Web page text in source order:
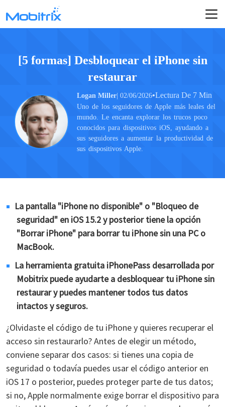
[5 formas] Desbloquear el iPhone sin
restaurar
Logan Miller| 02/06/2026•Lectura De 7 Min
Uno de los seguidores de Apple más leales del
mundo. Le encanta explorar los trucos poco
conocidos para dispositivos iOS, ayudando a
sus seguidores a aumentar la productividad de
sus dispositivos Apple.
La pantalla "iPhone no disponible" o "Bloqueo de
seguridad" en iOS 15.2 y posterior tiene la opción
"Borrar iPhone" para borrar tu iPhone sin una PC o
MacBook.
La herramienta gratuita iPhonePass desarrollada por
Mobitrix puede ayudarte a desbloquear tu iPhone sin
restaurar y puedes mantener todos tus datos
intactos y seguros.
¿Olvidaste el código de tu iPhone y quieres recuperar el
acceso sin restaurarlo? Antes de elegir un método,
conviene separar dos casos: si tienes una copia de
seguridad o todavía puedes usar el código anterior en
iOS 17 o posterior, puedes proteger parte de tus datos;
si no, Apple normalmente exige borrar el dispositivo para